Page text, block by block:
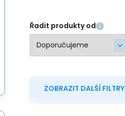
Řadit produkty od
ZOBRAZIT DALŠÍ FILTRY